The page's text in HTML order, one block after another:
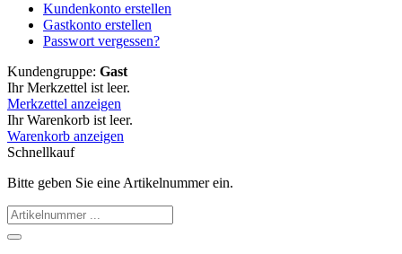
Kundenkonto erstellen
Gastkonto erstellen
Passwort vergessen?
Kundengruppe: Gast
Ihr Merkzettel ist leer.
Merkzettel anzeigen
Ihr Warenkorb ist leer.
Warenkorb anzeigen
Schnellkauf
Bitte geben Sie eine Artikelnummer ein.